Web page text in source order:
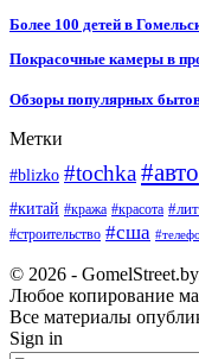
Более 100 детей в
Покрасочные камеры в
Обзоры популярных
Метки
#blizko #tochka#авто
#китай #кража #красота
#строительство #сша
© 2026 -
Любое копирование
Все материалы
Sign in